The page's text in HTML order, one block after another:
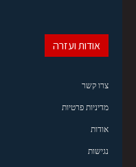
אודות ועזרה
צרו קשר
מדיניות פרטיות
אודות
נגישות